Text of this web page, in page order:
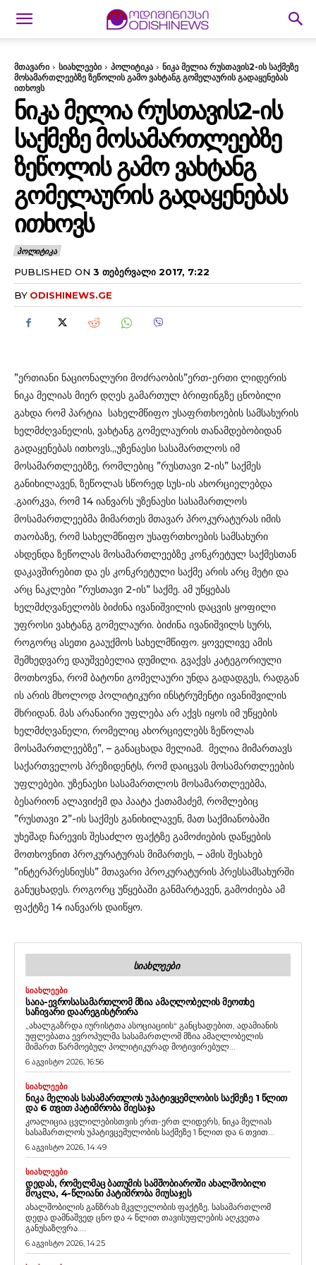
მთავარი სიახლეები პოლიტიკა
ნიკა მელია რუსთავის2-ის საქმეზე
მოსამართლეებზე ზეწოლის გამო ვახტანგ გომელაურის გადაყენებას
ითხოვს
ᲜᲘᲙᲐ ᲛᲔᲚᲘᲐ ᲠᲣᲡᲗᲐᲕᲘᲡ2-ᲘᲡ
ᲡᲐᲥᲛᲔᲖᲔ ᲛᲝᲡᲐᲛᲐᲠᲗᲚᲔᲔᲑᲖᲔ
ᲖᲔᲬᲝᲚᲘᲡ ᲒᲐᲛᲝ ᲕᲐᲮᲢᲐᲜᲒ
ᲒᲝᲛᲔᲚᲐᲣᲠᲘᲡ ᲒᲐᲓᲐᲧᲔᲜᲔᲑᲐᲡ
ᲘᲗᲮᲝᲕᲡ
ᲞᲝᲚᲘᲢᲘᲙᲐ
PUBLISHED ON 3 ᲗᲔᲑᲔᲠᲕᲐᲚᲘ 2017, 7:22
BY ODISHINEWS.GE
”ერთიანი ნაციონალური მოძრაობის”ერთ-ერთი ლიდერის
ნიკა მელიას მიერ დღეს გამართულ ბრიფინგზე ცნობილი
გახდა რომ პარტია სახელმწიფო უსაფრთხოების სამსახურის
ხელმძღვანელის, ვახტანგ გომელაურის თანამდებობიდან
გადაყენებას ითხოვს.„უზენაესი სასამართლოს იმ
მოსამართლეებზე, რომლებიც ”რუსთავი 2-ის” საქმეს
განიხილავენ, ზეწოლას სწორედ სუს-ის ახორციელებდა
.გაირკვა, რომ 14 იანვარს უზენაესი სასამართლოს
მოსამართლეებმა მიმართეს მთავარ პროკურატურას იმის
თაობაზე, რომ სახელმწიფო უსაფრთხოების სამსახური
ახდენდა ზეწოლას მოსამართლეებზე კონკრეტულ საქმესთან
დაკავშირებით და ეს კონკრეტული საქმე არის არც მეტი და
არც ნაკლები ”რუსთავი 2-ის” საქმე. ამ უწყებას
ხელმძღვანელობს ბიძინა ივანიშვილის დაცვის ყოფილი
უფროსი ვახტანგ გომელაური. ბიძინა ივანიშვილს სურს,
როგორც ასეთი გააუქმოს სახელმწიფო. ყოველივე ამის
შემხედვარე დაუშვებელია დუმილი. გვაქვს კატეგორიული
მოთხოვნა, რომ ბატონი გომელაური უნდა გადადგეს, რადგან
ის არის მხოლოდ პოლიტიკური ინსტრუმენტი ივანიშვილის
მხრიდან. მას არანაირი უფლება არ აქვს იყოს იმ უწყების
ხელმძღვანელი, რომელიც ახორციელებს ზეწოლას
მოსამართლეებზე”, – განაცხადა მელიამ. მელია მიმართავს
საქართველოს პრეზიდენტს, რომ დაიცვას მოსამართლეების
უფლებები. უზენაესი სასამართლოს მოსამართლეებმა,
ბესარიონ ალავიძემ და პაატა ქათამაძემ, რომლებიც
”რუსთავი 2”-ის საქმეს განიხილავენ, მათ საქმიანობაში
უხეშად ჩარევის შესაძლო ფაქტზე გამოძიების დაწყების
მოთხოვნით პროკურატურას მიმართეს, – ამის შესახებ
”ინტერპრესნიუსს” მთავარი პროკურატურის პრესსამსახურში
განუცხადეს. როგორც უწყებაში განმარტავენ, გამოძიება ამ
ფაქტზე 14 იანვარს დაიწყო.
ᲡᲘᲐᲮᲚᲔᲔᲑᲘ
ᲡᲘᲐᲮᲚᲔᲔᲑᲘ
ᲡᲐᲘᲐ-ᲔᲕᲠᲝᲡᲐᲡᲐᲛᲐᲠᲗᲚᲝᲛ ᲛᲖᲘᲐ ᲐᲛᲐᲦᲚᲝᲑᲔᲚᲘᲡ ᲛᲔᲝᲗᲮᲔ
ᲡᲐᲩᲘᲕᲐᲠᲘ ᲓᲐᲐᲠᲔᲒᲘᲡᲢᲠᲘᲠᲐ
„ახალგაზრდა იურისტთა ასოციაციის“ განცხადებით, ადამიანის
უფლებათა ევროპულმა სასამართლომ მზია ამაღლობელის
მიმართ წარმოებულ პოლიტიკურად მოტივირებულ...
6 აგვისტო 2026, 16:56
ᲡᲘᲐᲮᲚᲔᲔᲑᲘ
ᲜᲘᲙᲐ ᲛᲔᲚᲘᲐᲡ ᲡᲐᲡᲐᲛᲐᲠᲗᲚᲝᲡ ᲣᲞᲐᲢᲘᲕᲪᲔᲛᲚᲝᲑᲘᲡ ᲡᲐᲥᲛᲔᲖᲔ 1 ᲬᲚᲘᲗ
ᲓᲐ 6 ᲗᲕᲘᲗ ᲞᲐᲢᲘᲛᲠᲝᲑᲐ ᲛᲘᲔᲡᲐᲯᲐ
კოალიცია ცვლილებისთვის ერთ-ერთ ლიდერს, ნიკა მელიას
სასამართლოს უპატივცემულობის საქმეზე 1 წლით და 6 თვით...
6 აგვისტო 2026, 14:49
ᲡᲘᲐᲮᲚᲔᲔᲑᲘ
ᲓᲔᲓᲐᲡ, ᲠᲝᲛᲔᲚᲛᲐᲪ ᲑᲐᲗᲣᲛᲘᲡ ᲡᲐᲛᲨᲝᲑᲘᲐᲠᲝᲨᲘ ᲐᲮᲐᲚᲨᲝᲑᲘᲚᲘ
ᲛᲝᲙᲚᲐ, 4-ᲬᲚᲘᲐᲜᲘ ᲞᲐᲢᲘᲛᲠᲝᲑᲐ ᲛᲘᲣᲡᲐᲯᲔᲡ
ახალშობილის განზრახ მკვლელობის ფაქტზე, სასამართლომ
დედა დამნაშვედ ცნო და 4 წლით თავისუფლების აღკვეთა
განუსაზღვრა....
6 აგვისტო 2026, 14:25